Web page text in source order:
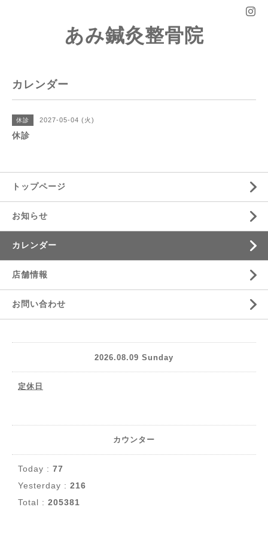
あみ鍼灸整骨院
カレンダー
休診 2027-05-04 (火)
休診
トップページ
お知らせ
カレンダー
店舗情報
お問い合わせ
2026.08.09 Sunday
定休日
カウンター
Today : 77
Yesterday : 216
Total : 205381